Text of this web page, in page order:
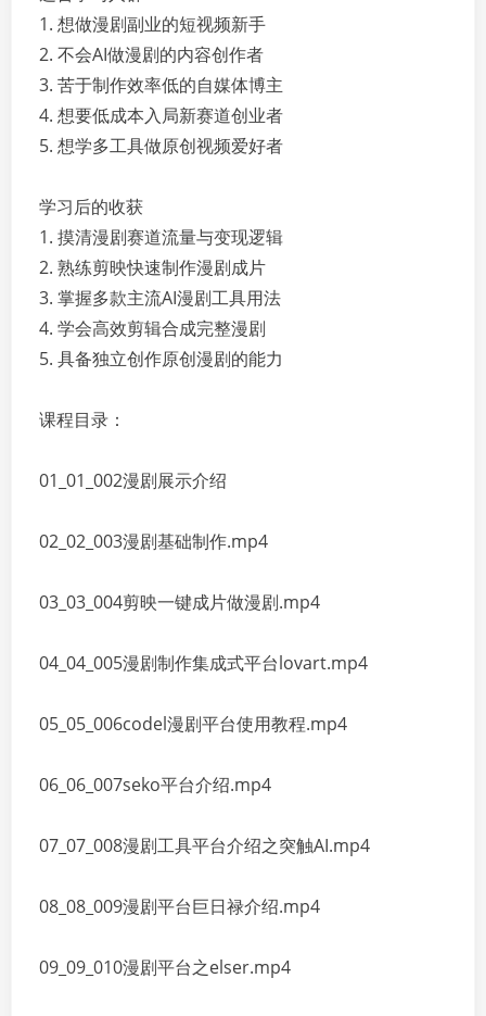
1. 想做漫剧副业的短视频新手
2. 不会AI做漫剧的内容创作者
3. 苦于制作效率低的自媒体博主
4. 想要低成本入局新赛道创业者
5. 想学多工具做原创视频爱好者
学习后的收获
1. 摸清漫剧赛道流量与变现逻辑
2. 熟练剪映快速制作漫剧成片
3. 掌握多款主流AI漫剧工具用法
4. 学会高效剪辑合成完整漫剧
5. 具备独立创作原创漫剧的能力
课程目录：
01_01_002漫剧展示介绍
02_02_003漫剧基础制作.mp4
03_03_004剪映一键成片做漫剧.mp4
04_04_005漫剧制作集成式平台lovart.mp4
05_05_006codel漫剧平台使用教程.mp4
06_06_007seko平台介绍.mp4
07_07_008漫剧工具平台介绍之突触AI.mp4
08_08_009漫剧平台巨日禄介绍.mp4
09_09_010漫剧平台之elser.mp4